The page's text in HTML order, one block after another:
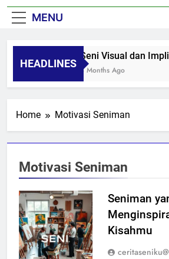
MENU
HEADLINES
Seni Visual dan
8 Months Ago
Home Motivasi Seniman
Motivasi Seniman
Seniman
Kisahmu